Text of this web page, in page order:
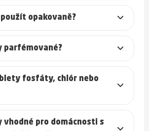
použít opakovaně?
parfémované?
fosfáty, chlór nebo
vhodné pro domácnosti s